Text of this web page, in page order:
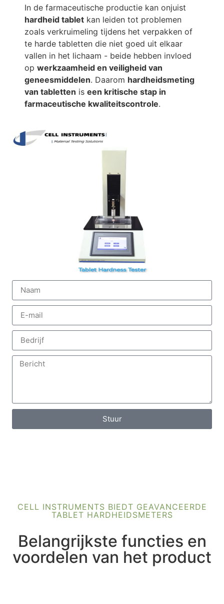
In de farmaceutische productie kan onjuist
hardheid tablet kan leiden tot problemen
zoals verkruimeling tijdens het verpakken of
te harde tabletten die niet goed uit elkaar
vallen in het lichaam - beide hebben invloed
op werkzaamheid en veiligheid van
geneesmiddelen. Daarom hardheidsmeting
van tabletten is een kritische stap in
farmaceutische kwaliteitscontrole.
Stuur
CELL INSTRUMENTS BIEDT GEAVANCEERDE
TABLET HARDHEIDSMETERS
Belangrijkste functies en
voordelen van het product